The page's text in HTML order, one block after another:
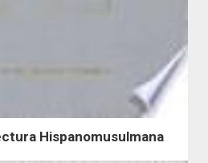
Hispanomusulmana